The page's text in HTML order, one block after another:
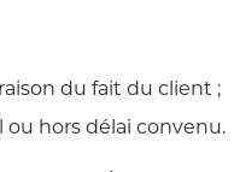
du fait du client ;
ou hors délai convenu.